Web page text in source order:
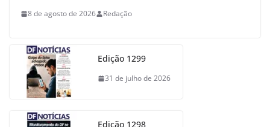
8 de agosto de 2026 Redação
Edição 1299
31 de julho de 2026
Edição 1298